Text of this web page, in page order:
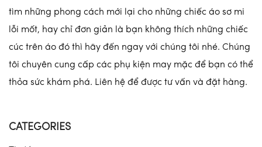
tìm những phong cách mới lại cho những chiếc áo sơ mi
lỗi mốt, hay chỉ đơn giản là bạn không thích những chiếc
cúc trên áo đó thì hãy đến ngay với chúng tôi nhé. Chúng
tôi chuyên cung cấp các phụ kiện may mặc để bạn có thể
thỏa sức khám phá. Liên hệ để được tư vấn và đặt hàng.
CATEGORIES